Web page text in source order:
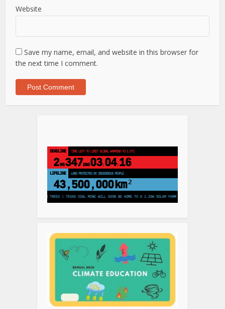
Website
Save my name, email, and website in this browser for
the next time I comment.
DEADLINE TIME LEFT TO LIMIT GLOBAL WARMING TO 1.5°C
2YRS 347DAYS 03: 04: 15
LIFELINE LAND PROTECTED BY INDIGENOUS PEOPLE
43,500,000km²
TO PLANT 250 MILLION TREES | TEXAS COAL MINE WILL SOON BE HOME TO A 1.2GW SOLAR FARM | CHINA GENERATES LESS